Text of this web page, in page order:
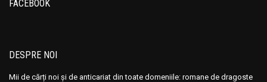
Anais Nin
Anatolie Panis
Anca Dan
Anais Nin
Anatolie Panis
Anca Dan
FACEBOOK
DESPRE NOI
Mii de cărți noi și de anticariat din toate domeniile: romane de dragoste